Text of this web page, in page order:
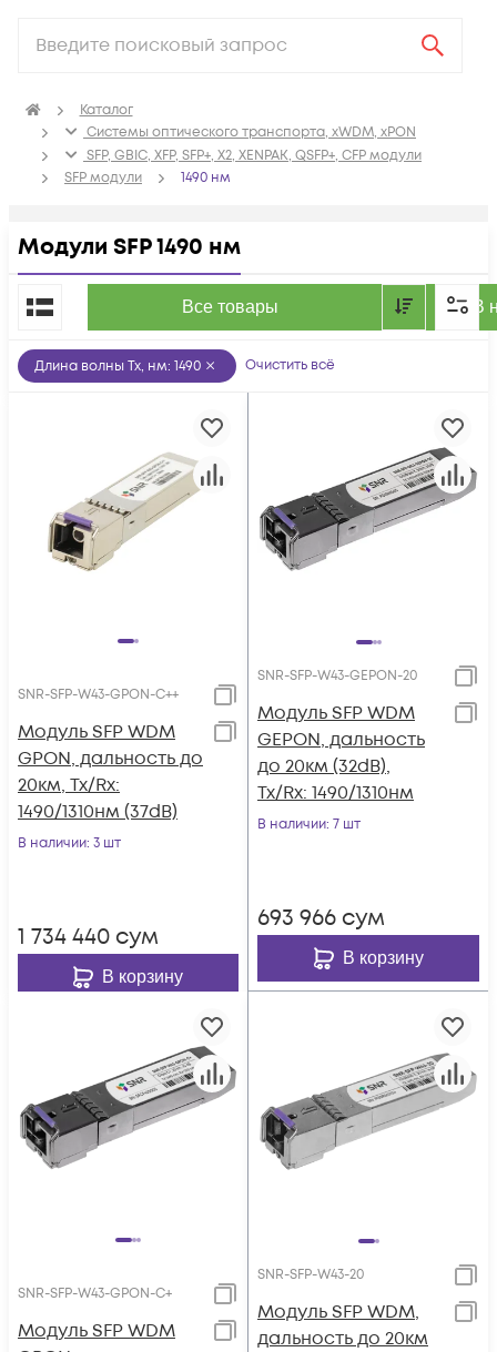
Каталог
Системы оптического транспорта, xWDM, xPON
SFP, GBIC, XFP, SFP+, X2, XENPAK, QSFP+, CFP модули
SFP модули
1490 нм
Модули SFP 1490 нм
Все товары В
По популярности
Длина волны Tx, нм: 1490 Очистить всё
SNR-SFP-W43-GPON-C++
Модуль SFP WDM
GPON, дальность до
20км, Tx/Rx:
1490/1310нм (37dB)
В наличии: 3 шт
1 734 440 сум
В корзину
SNR-SFP-W43-GEPON-20
Модуль SFP WDM
GEPON, дальность
до 20км (32dB),
Tx/Rx: 1490/1310нм
В наличии: 7 шт
693 966 сум
В корзину
SNR-SFP-W43-GPON-C+
Модуль SFP WDM
SNR-SFP-W43-20
Модуль SFP WDM,
дальность до 20км